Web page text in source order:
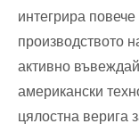
интегрира повече
производството
активно
американски
цялостна верига